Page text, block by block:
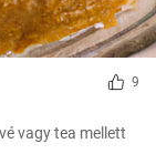
9
vagy tea mellett